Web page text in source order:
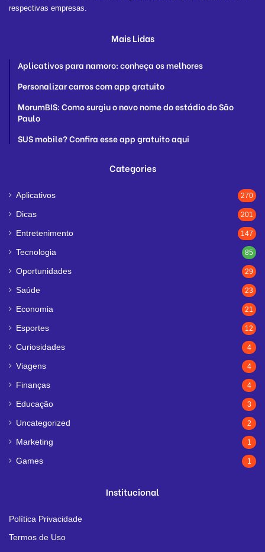
respectivas empresas.
Mais Lidas
Aplicativos para namoro: conheça os melhores
Personalizar carros com app gratuito
MorumBIS: Como surgiu o novo nome do estádio do São
Paulo
SUS mobile? Confira esse app gratuito aqui
Categories
Aplicativos 270
Dicas 201
Entretenimento 147
Tecnologia 85
Oportunidades 29
Saúde 23
Economia 21
Esportes 12
Curiosidades 4
Viagens 4
Finanças 4
Educação 3
Uncategorized 2
Marketing 1
Games 1
Institucional
Política Privacidade
Termos de Uso